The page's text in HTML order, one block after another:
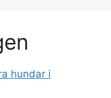
hundar i